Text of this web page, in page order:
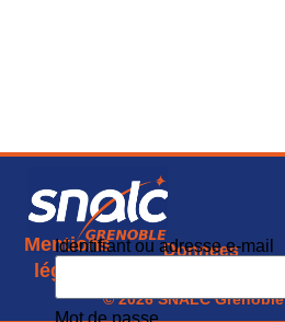
Mentions
légales
Données
© 2026 SNALC Grenoble
Identifiant ou adresse e-mail